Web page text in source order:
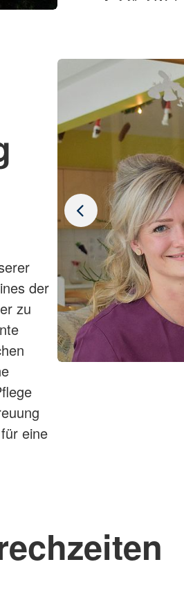
Jedes
einem
Pflegebett
auch mit
unsere
sorgt mit
Komfort in
bietet mit
mit
zunehmen.
Der
der
zu
eine